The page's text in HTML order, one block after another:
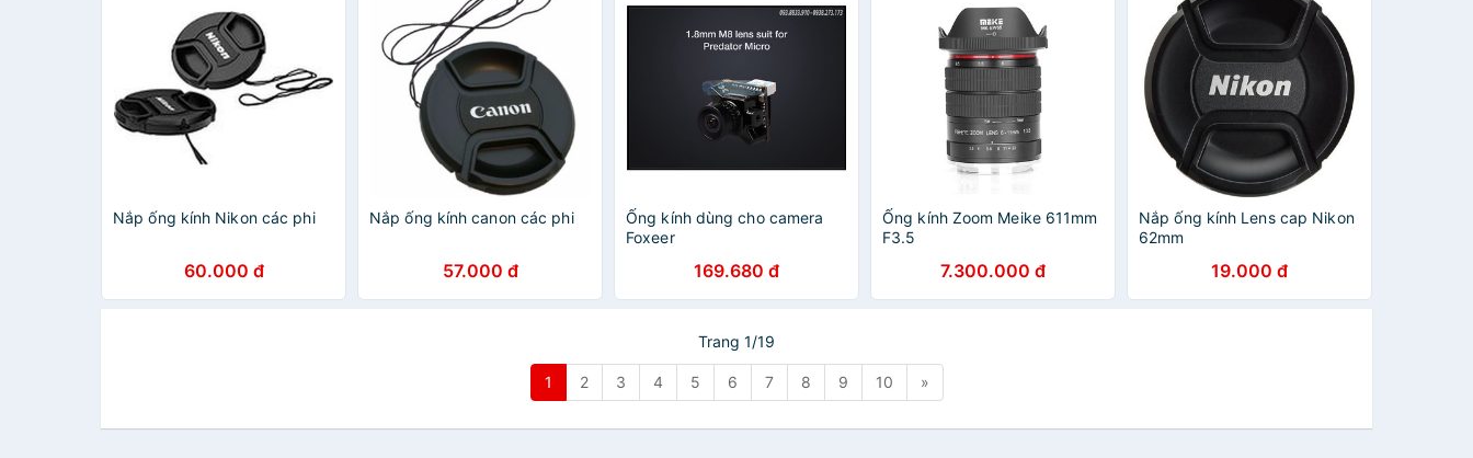
Nắp ống kính Nikon các phi
60.000 đ
Nắp ống kính canon các phi
57.000 đ
Ống kính dùng cho camera
Foxeer
169.680 đ
Ống kính Zoom Meike 611mm
F3.5
7.300.000 đ
Nắp ống kính Lens cap Nikon
62mm
19.000 đ
Trang 1/19
1 2 3 4 5 6 7 8 9 10 »